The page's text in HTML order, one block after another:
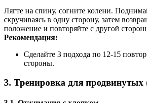
Лягте на спину, согните колени.
скручиваясь в одну сторону, затем
положение и повторяйте с другой
Рекомендация:
Сделайте 3 подхода по 12-15
стороны.
3. Тренировка для продвинутых